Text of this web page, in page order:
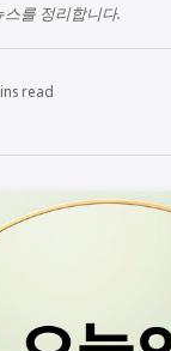
를 정리합니다.
read